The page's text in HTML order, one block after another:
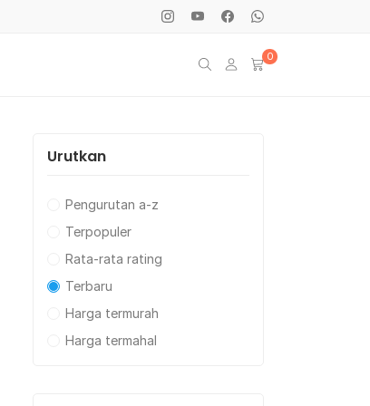
0
Urutkan
Pengurutan a-z
Terpopuler
Rata-rata rating
Terbaru
Harga termurah
Harga termahal